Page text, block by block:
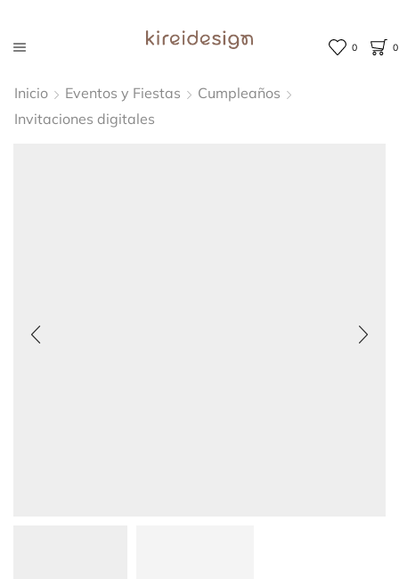
0 0
Inicio Eventos y Fiestas
Cumpleaños
Invitaciones digitales